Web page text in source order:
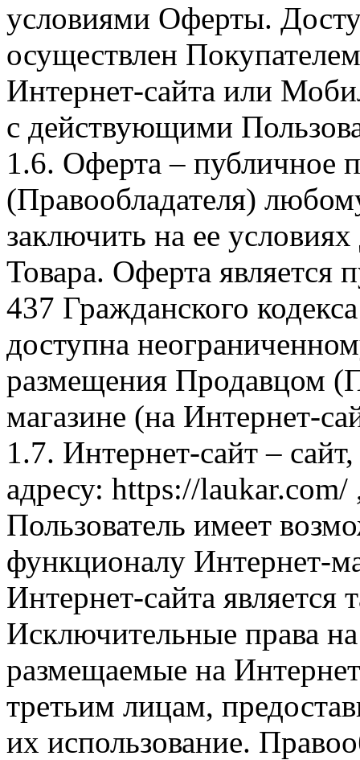
условиями Оферты.
осуществлен
Интернет-сайта или
с действующими
1.6. Оферта – публичное
(Правообладателя)
заключить на ее
Товара. Оферта является
437 Гражданского
доступна
размещения Продавцом
магазине (на Интернет-
1.7. Интернет-сайт –
адресу: https://laukar.com/
Пользователь имеет
функционалу Интернет-
Интернет-сайта
Исключительные права
размещаемые на
третьим лицам,
их использование.